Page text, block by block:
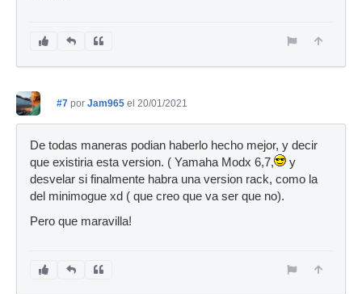
#7 por Jam965 el 20/01/2021
De todas maneras podian haberlo hecho mejor, y decir
que existiria esta version. ( Yamaha Modx 6,7,
y
desvelar si finalmente habra una version rack, como la
del minimogue xd ( que creo que va ser que no).
Pero que maravilla!